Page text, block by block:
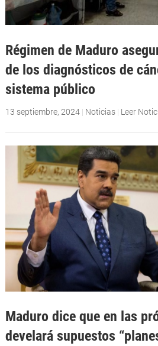
Régimen de Maduro
de los diagnósticos de
sistema público
13 septiembre, 2024| Noticias | Leer
Maduro dice que en las
develará supuestos